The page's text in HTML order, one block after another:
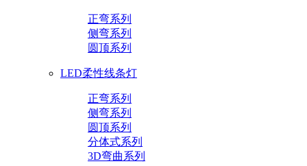
正弯系列
侧弯系列
圆顶系列
LED柔性线条灯
正弯系列
侧弯系列
圆顶系列
分体式系列
3D弯曲系列